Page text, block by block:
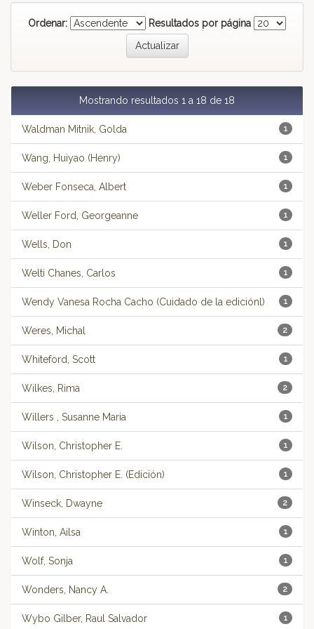
Ordenar: Resultados por página
Mostrando resultados 1 a 18 de 18
Waldman Mitnik, Golda 1
Wang, Huiyao (Henry) 1
Weber Fonseca, Albert 1
Weller Ford, Georgeanne 1
Wells, Don 1
Welti Chanes, Carlos 1
Wendy Vanesa Rocha Cacho (Cuidado de la ediciónl) 1
Weres, Michal 2
Whiteford, Scott 1
Wilkes, Rima 2
Willers , Susanne Maria 1
Wilson, Christopher E. 1
Wilson, Christopher E. (Edición) 1
Winseck, Dwayne 2
Winton, Ailsa 1
Wolf, Sonja 1
Wonders, Nancy A. 2
Wybo Gilber, Raul Salvador 1